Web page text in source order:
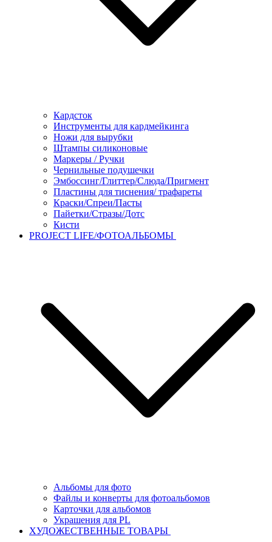
Кардсток
Инструменты для кардмейкинга
Ножи для вырубки
Штампы силиконовые
Маркеры / Ручки
Чернильные подушечки
Эмбоссинг/Глиттер/Слюда/Пригмент
Пластины для тиснения/ трафареты
Краски/Спреи/Пасты
Пайетки/Стразы/Дотс
Кисти
PROJECT LIFE/ФОТОАЛЬБОМЫ
Альбомы для фото
Файлы и конверты для фотоальбомов
Карточки для альбомов
Украшения для PL
ХУДОЖЕСТВЕННЫЕ ТОВАРЫ